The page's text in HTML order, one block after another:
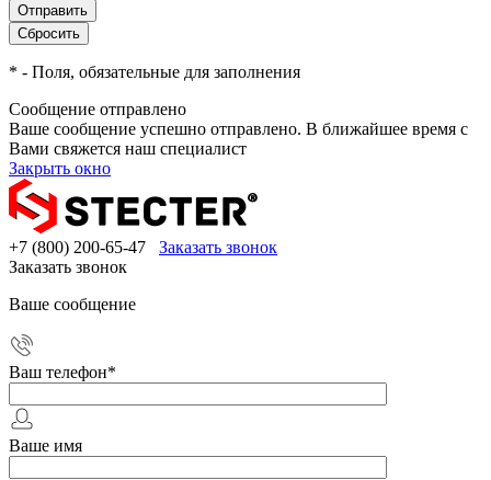
* - Поля, обязательные для заполнения
Сообщение отправлено
Ваше сообщение успешно отправлено. В ближайшее время с
Вами свяжется наш специалист
Закрыть окно
+7 (800) 200-65-47
Заказать звонок
Заказать звонок
Ваше сообщение
Ваш телефон*
Ваше имя